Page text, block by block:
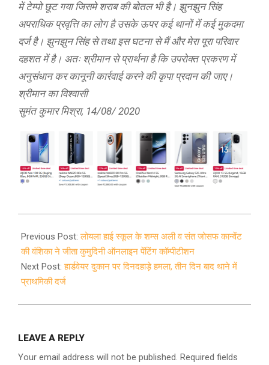
में टेम्पो छूट गया जिसमे शराब की बोतल भी है। झुनझुन सिंह
अपराधिक प्रवृत्ति का लोग है उसके ऊपर कई थानों में कई मुकदमा
दर्ज है। झुनझुन सिंह से तथा इस घटना से मैं और मेरा पूरा परिवार
दहशत में है। अतः श्रीमान से प्रार्थना है कि उपरोक्त प्रकरण में
अनुसंधान कर कानूनी कार्रवाई करने की कृपा प्रदान की जाए।
श्रीमान का विश्वासी
सुमंत कुमार मिश्रा, 14/08/ 2020
08-
17
Previous Post:लोयला हाई स्कूल के शम्स अली व संत जोसफ कान्वेंट
की वंशिका ने जीता कुमुदिनी ऑनलाइन पेंटिंग कॉम्पीटीशन
Next Post:हार्डवेयर दुकान पर दिनदहाड़े हमला, तीन दिन बाद थाने में
प्राथमिकी दर्ज
LEAVE A REPLY
Your email address will not be published. Required fields